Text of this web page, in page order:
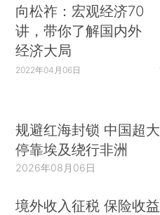
向松祚：宏观经济70
讲，带你了解国内外
经济大局
2022年04月06日
规避红海封锁 中国超
停靠埃及绕行非洲
2026年08月06日
境外收入征税 保险收